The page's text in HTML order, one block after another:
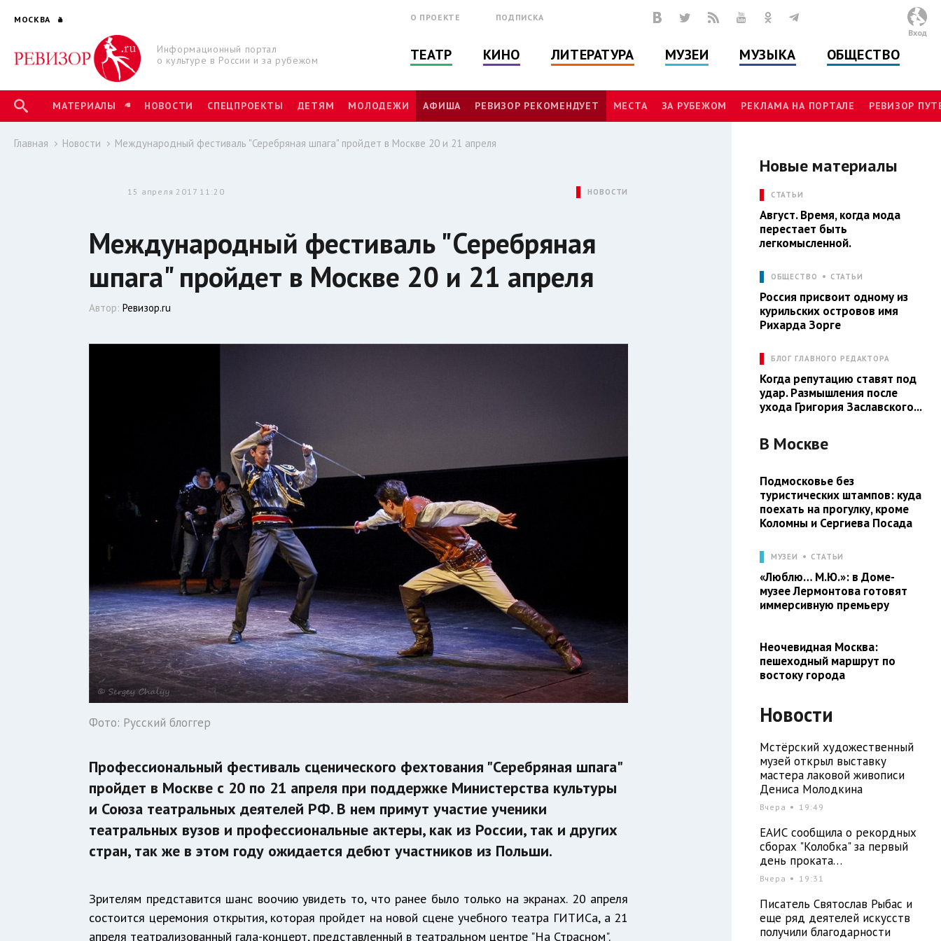
МОСКВА
Информационный портал
о культуре в России и за рубежом
О ПРОЕКТЕ ПОДПИСКА
ТЕАТР КИНО ЛИТЕРАТУРА МУЗЕИ МУЗЫКА ОБЩЕСТВО
Вход
МАТЕРИАЛЫ НОВОСТИ СПЕЦПРОЕКТЫ ДЕТЯМ МОЛОДЕЖИ АФИША РЕВИЗОР РЕКОМЕНДУЕТ МЕСТА ЗА РУБЕЖОМ РЕКЛАМА НА ПОРТАЛЕ РЕВИЗОР
Главная Новости Международный фестиваль "Серебряная шпага" пройдет в Москве 20 и 21 апреля
15 апреля 2017 11:20 НОВОСТИ
Международный фестиваль "Серебряная
шпага" пройдет в Москве 20 и 21 апреля
Автор:Ревизор.ru
Фото: Русский блоггер
Профессиональный фестиваль сценического фехтования "Серебряная шпага"
пройдет в Москве с 20 по 21 апреля при поддержке Министерства культуры
и Союза театральных деятелей РФ. В нем примут участие ученики
театральных вузов и профессиональные актеры, как из России, так и других
стран, так же в этом году ожидается дебют участников из Польши.
Зрителям представится шанс воочию увидеть то, что ранее было только на экранах. 20 апреля
состоится церемония открытия, которая пройдет на новой сцене учебного театра ГИТИСа, а 21
апреля театрализованный гала-концерт, представленный в театральном центре "На Страсном".
Новые материалы
СТАТЬИ
Август. Время, когда мода
перестает быть
легкомысленной.
ОБЩЕСТВО СТАТЬИ
Россия присвоит одному из
курильских островов имя
Рихарда Зорге
БЛОГ ГЛАВНОГО РЕДАКТОРА
Когда репутацию ставят под
удар. Размышления после
ухода Григория Заславского...
В Москве
Подмосковье без
туристических штампов: куда
поехать на прогулку, кроме
Коломны и Сергиева Посада
МУЗЕИ СТАТЬИ
«Люблю… М.Ю.»: в Доме-
музее Лермонтова готовят
иммерсивную премьеру
Неочевидная Москва:
пешеходный маршрут по
востоку города
Новости
Мстёрский художественный
музей открыл выставку
мастера лаковой живописи
Дениса Молодкина
Вчера 19:49
ЕАИС сообщила о рекордных
сборах "Колобка" за первый
день проката…
Вчера 19:31
Писатель Святослав Рыбас и
еще ряд деятелей искусств
получили благодарности